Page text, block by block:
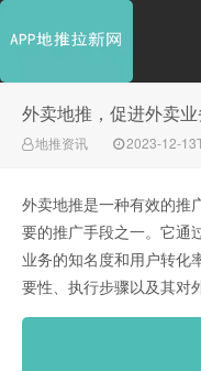
外卖地推，促进外卖
地推资讯 2023-12-
外卖地推是一种有效的推
要的推广手段之一。它通
业务的知名度和用户转化
要性、执行步骤以及其对